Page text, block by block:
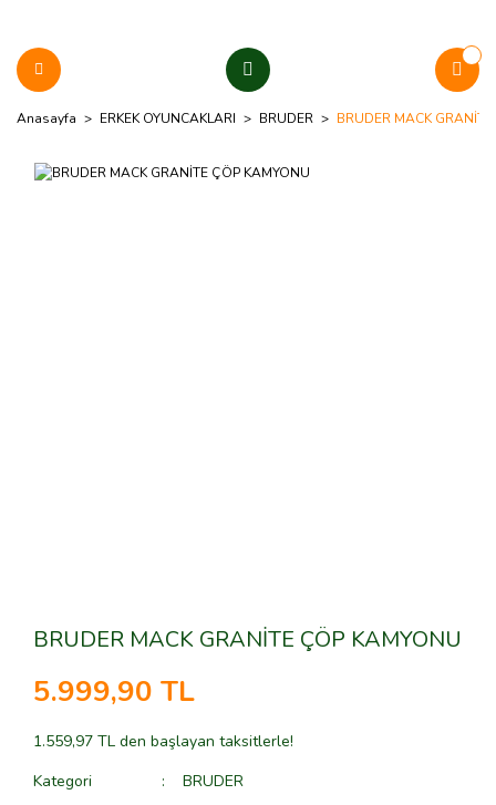
Anasayfa ERKEK OYUNCAKLARI BRUDER BRUDER MACK
BRUDER MACK GRANİTE ÇÖP KAMYONU
5.999,90 TL
1.559,97 TL den başlayan taksitlerle!
Kategori
BRUDER